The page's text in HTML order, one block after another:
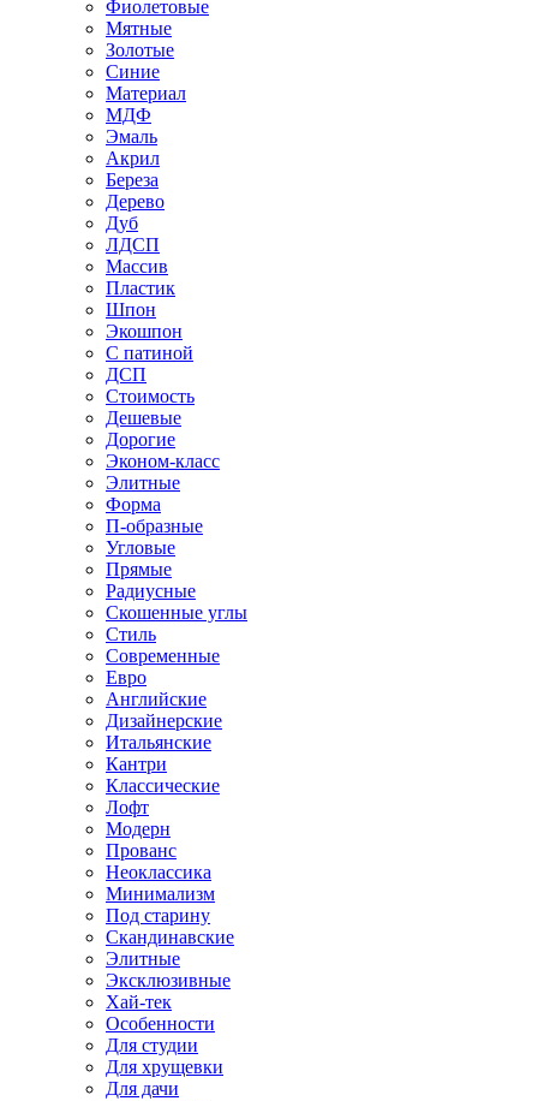
Фиолетовые
Мятные
Золотые
Синие
Материал
МДФ
Эмаль
Акрил
Береза
Дерево
Дуб
ЛДСП
Массив
Пластик
Шпон
Экошпон
С патиной
ДСП
Стоимость
Дешевые
Дорогие
Эконом-класс
Элитные
Форма
П-образные
Угловые
Прямые
Радиусные
Скошенные углы
Стиль
Современные
Евро
Английские
Дизайнерские
Итальянские
Кантри
Классические
Лофт
Модерн
Прованс
Неоклассика
Минимализм
Под старину
Скандинавские
Элитные
Эксклюзивные
Хай-тек
Особенности
Для студии
Для хрущевки
Для дачи